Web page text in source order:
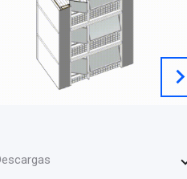
chevron_right